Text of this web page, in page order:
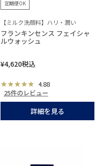
定期便OK
【ミルク洗顔料】ハリ・潤い
フランキンセンス フェイシャ
ルウォッシュ
¥4,620税込
4.88
25件のレビュー
詳細を見る